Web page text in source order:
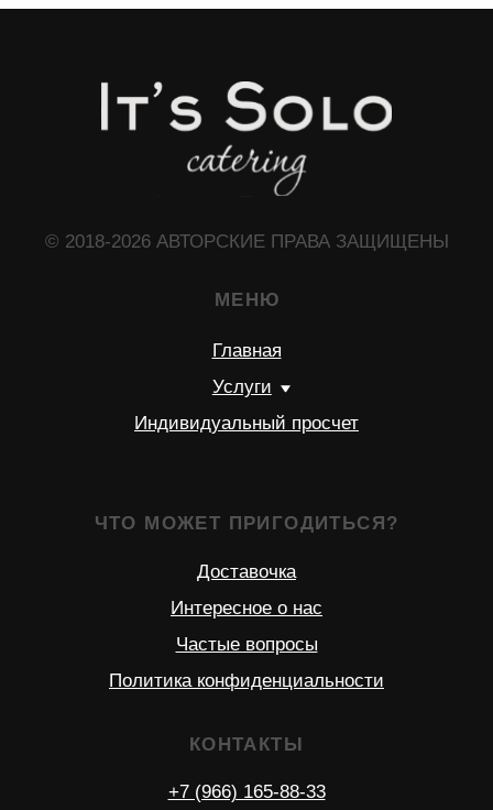
+7 (966) 165-88-33
+7 (925) 530-38-98
solocatering15@gmail.com
Политика конфиденциальности